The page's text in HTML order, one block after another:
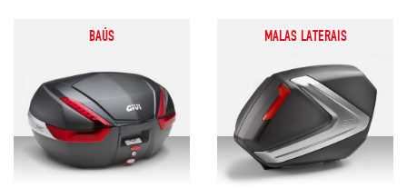
BAÚS MALAS LATERAIS